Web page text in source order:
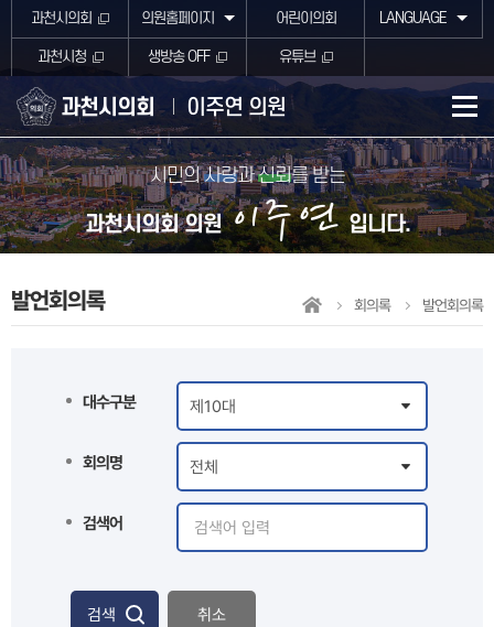
본문바로가기
과천시의회 의원홈페이지 어린이의회 LANGUAGE
과천시청 생방송 OFF 유튜브
과천시의회 이주연 의원
시민의사랑과신뢰를 받는
과천시의회 의원 이주연입니다.
발언회의록 회의록 발언회의록
대수구분
회의명
검색어
검색 취소